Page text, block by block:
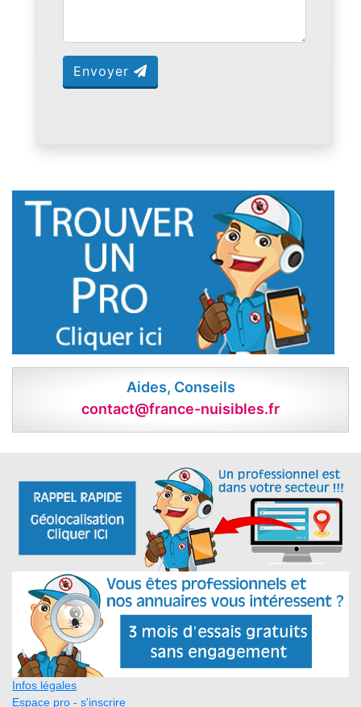
Envoyer
Aides, Conseils
contact@france-nuisibles.fr
Infos légales
Espace pro - s'inscrire